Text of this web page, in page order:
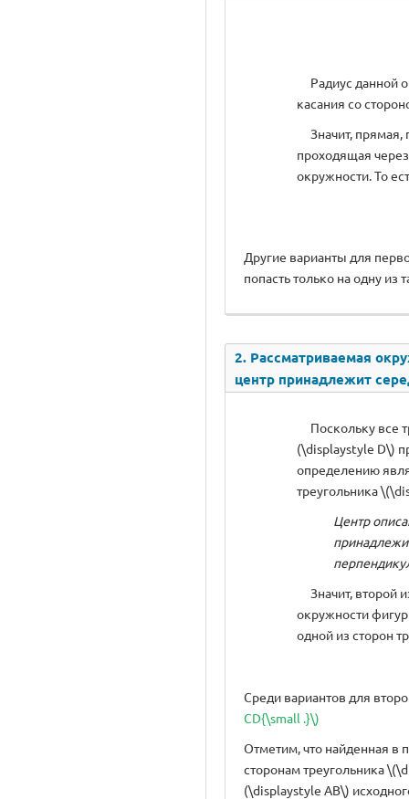
Радиус данной
касания со
Значит, прямая,
проходящая
окружности. То
Другие варианты для
попасть только на одну из
2. Рассматриваемая
центр принадлежит
Поскольку все
(\displaystyle D\)
определению
треугольника
Центр
Значит, второй
окружности
одной из сторон
Среди вариантов для
CD{\small .}\)
Отметим, что найденная в
сторонам треугольника
(\displaystyle AB\)